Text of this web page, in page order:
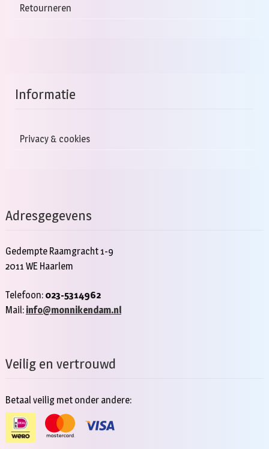
Retourneren
Informatie
Privacy & cookies
Adresgegevens
Gedempte Raamgracht 1-9
2011 WE Haarlem
Telefoon: 023-5314962
Mail: info@monnikendam.nl
Veilig en vertrouwd
Betaal veilig met onder andere: